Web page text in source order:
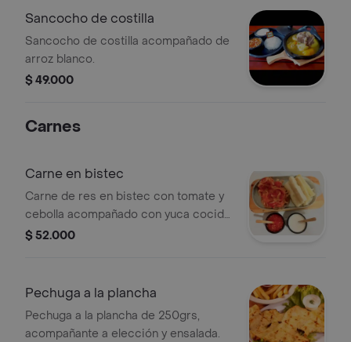
Sancocho de costilla
Sancocho de costilla acompañado de
arroz blanco.
$ 49.000
Carnes
Carne en bistec
Carne de res en bistec con tomate y
cebolla acompañado con yuca cocida
.$ 52.000
Pechuga a la plancha
Pechuga a la plancha de 250grs,
acompañante a elección y ensalada.